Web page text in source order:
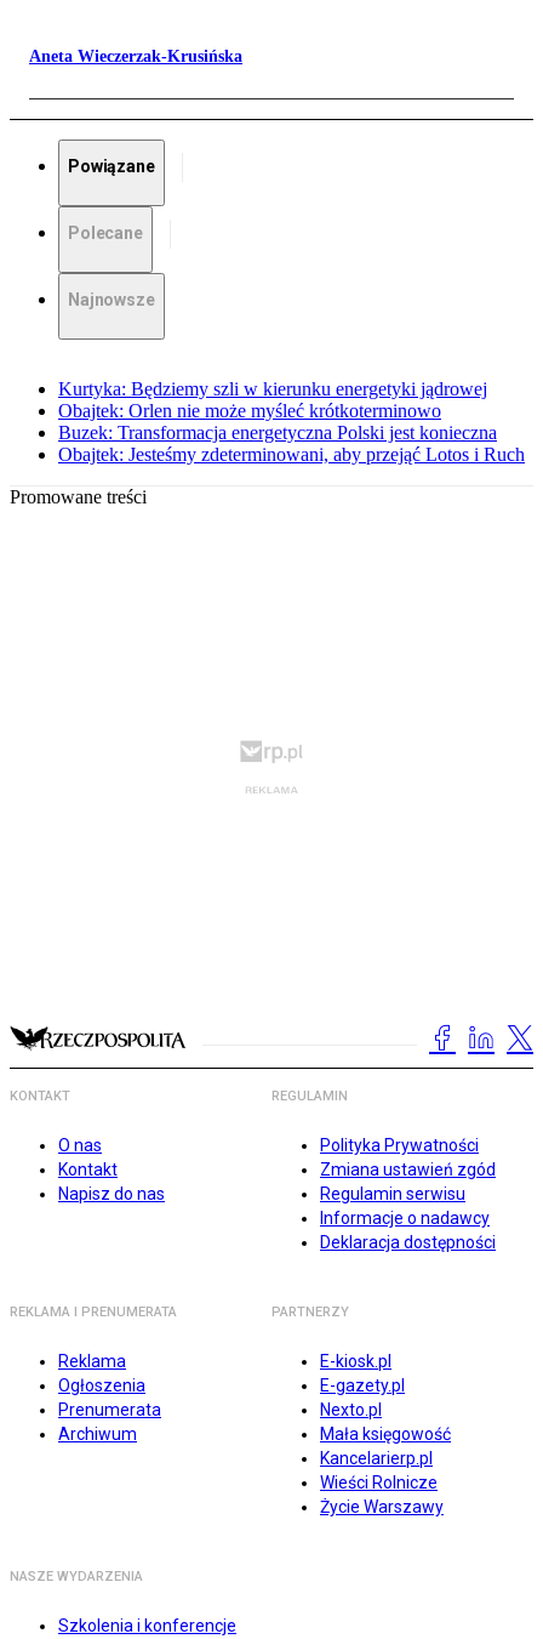
Aneta Wieczerzak-Krusińska
Powiązane
Polecane
Najnowsze
Kurtyka: Będziemy szli w kierunku energetyki jądrowej
Obajtek: Orlen nie może myśleć krótkoterminowo
Buzek: Transformacja energetyczna Polski jest konieczna
Obajtek: Jesteśmy zdeterminowani, aby przejąć Lotos i Ruch
Promowane treści
KONTAKT
O nas
Kontakt
Napisz do nas
REGULAMIN
Polityka Prywatności
Zmiana ustawień zgód
Regulamin serwisu
Informacje o nadawcy
Deklaracja dostępności
REKLAMA I PRENUMERATA
Reklama
Ogłoszenia
Prenumerata
Archiwum
PARTNERZY
E-kiosk.pl
E-gazety.pl
Nexto.pl
Mała księgowość
Kancelarierp.pl
Wieści Rolnicze
Życie Warszawy
NASZE WYDARZENIA
Szkolenia i konferencje